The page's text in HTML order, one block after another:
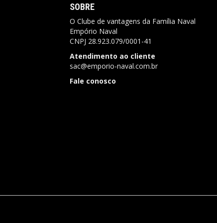
SOBRE
O Clube de vantagens da Família Naval
Empório Naval
CNPJ 28.923.079/0001-41
Atendimento ao cliente
sac@emporio-naval.com.br
Fale conosco